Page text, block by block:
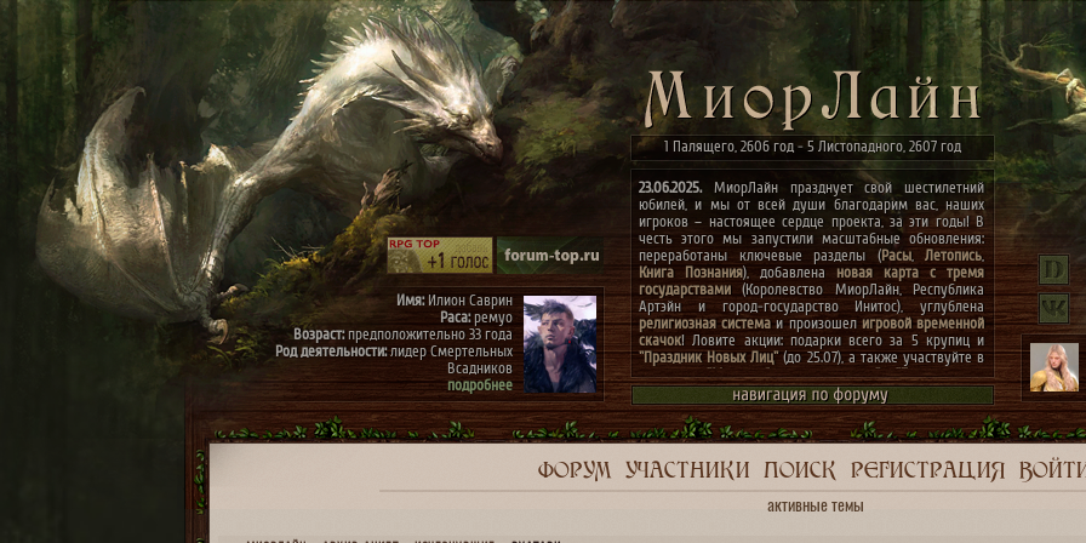
1 Палящего, 2606 год - 5 Листопадного, 2607 год
23.06.2025.МиорЛайн празднует свой шестилетний
юбилей, и мы от всей души благодарим вас, наших
игроков – настоящее сердце проекта, за эти годы! В
честь этого мы запустили масштабные обновления:
переработаны ключевые разделы (Расы, Летопись,
Книга Познания), добавлена новая карта с тремя
государствами(Королевство МиорЛайн, Республика
Артэйн и город-государство Инитос), углублена
религиозная системаи произошелигровой временной
скачок! Ловите акции: подарки всего за 5 крупиц и
"Праздник Новых Лиц"(до 25.07), а также участвуйте в
конкурсах"Маски сброшены, господа"и"Беспорядок в
архиве"(до 07.07)! Мечты сбываются, присоединяйтесь
к празднику! ✨
Имя:Илион Саврин
Раса:ремуо
Возраст:предположительно 33 года
Род деятельности:лидер Смертельных
Всадников
подробнее
Имя:Тэрис
Раса:ремуо
Возраст:предположительно 30 лет
подробнее
ФОРУМ УЧАСТНИКИ ПОИСК РЕГИСТРАЦИЯ
активные темы